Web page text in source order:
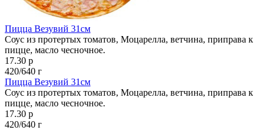
Пицца Везувий 31см
Соус из протертых томатов, Моцарелла, ветчина, приправа к
пицце, масло чесночное.
17.30 р
420/640 г
Пицца Везувий 31см
Соус из протертых томатов, Моцарелла, ветчина, приправа к
пицце, масло чесночное.
17.30 р
420/640 г